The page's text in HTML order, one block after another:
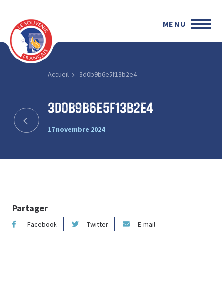
MENU
Accueil 3d0b9b6e5f13b2e4
3d0b9b6e5f13b2e4
17 novembre 2024
Partager
Facebook Twitter E-mail